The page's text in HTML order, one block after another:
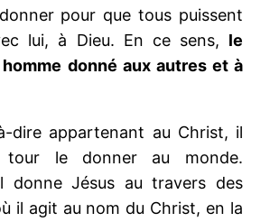
pour que tous puissent
lui, à Dieu. En ce sens, le
donné aux autres et à
dire appartenant au Christ, il
le donner au monde.
donne Jésus au travers des
il agit au nom du Christ, en la